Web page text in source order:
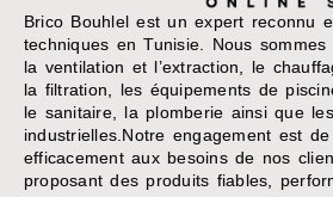
Brico Bouhlel est un expert reconnu
techniques en Tunisie. Nous sommes
la ventilation et l’extraction, le
la filtration, les équipements de
le sanitaire, la plomberie ainsi que
industrielles.Notre engagement est
efficacement aux besoins de nos
proposant des produits fiables,